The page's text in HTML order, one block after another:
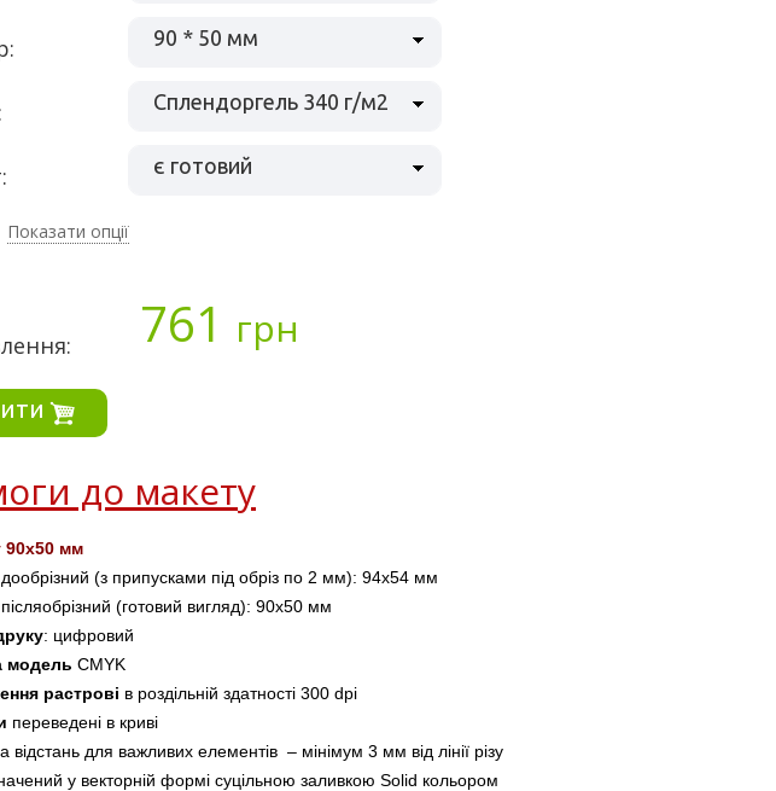
90 * 50 мм
Сплендоргель 340 г/м2
є готовий
Показати опції
761 грн
до макету
мм
(з припусками під обріз по 2 мм): 94х54 мм
(готовий вигляд): 90х50 мм
: цифровий
модель CMYK
растрові в роздільній здатності 300 dpi
переведені в криві
відстань для важливих елементів  – мінімум 3 мм від лінії різу
у векторній формі суцільною заливкою Solid кольором